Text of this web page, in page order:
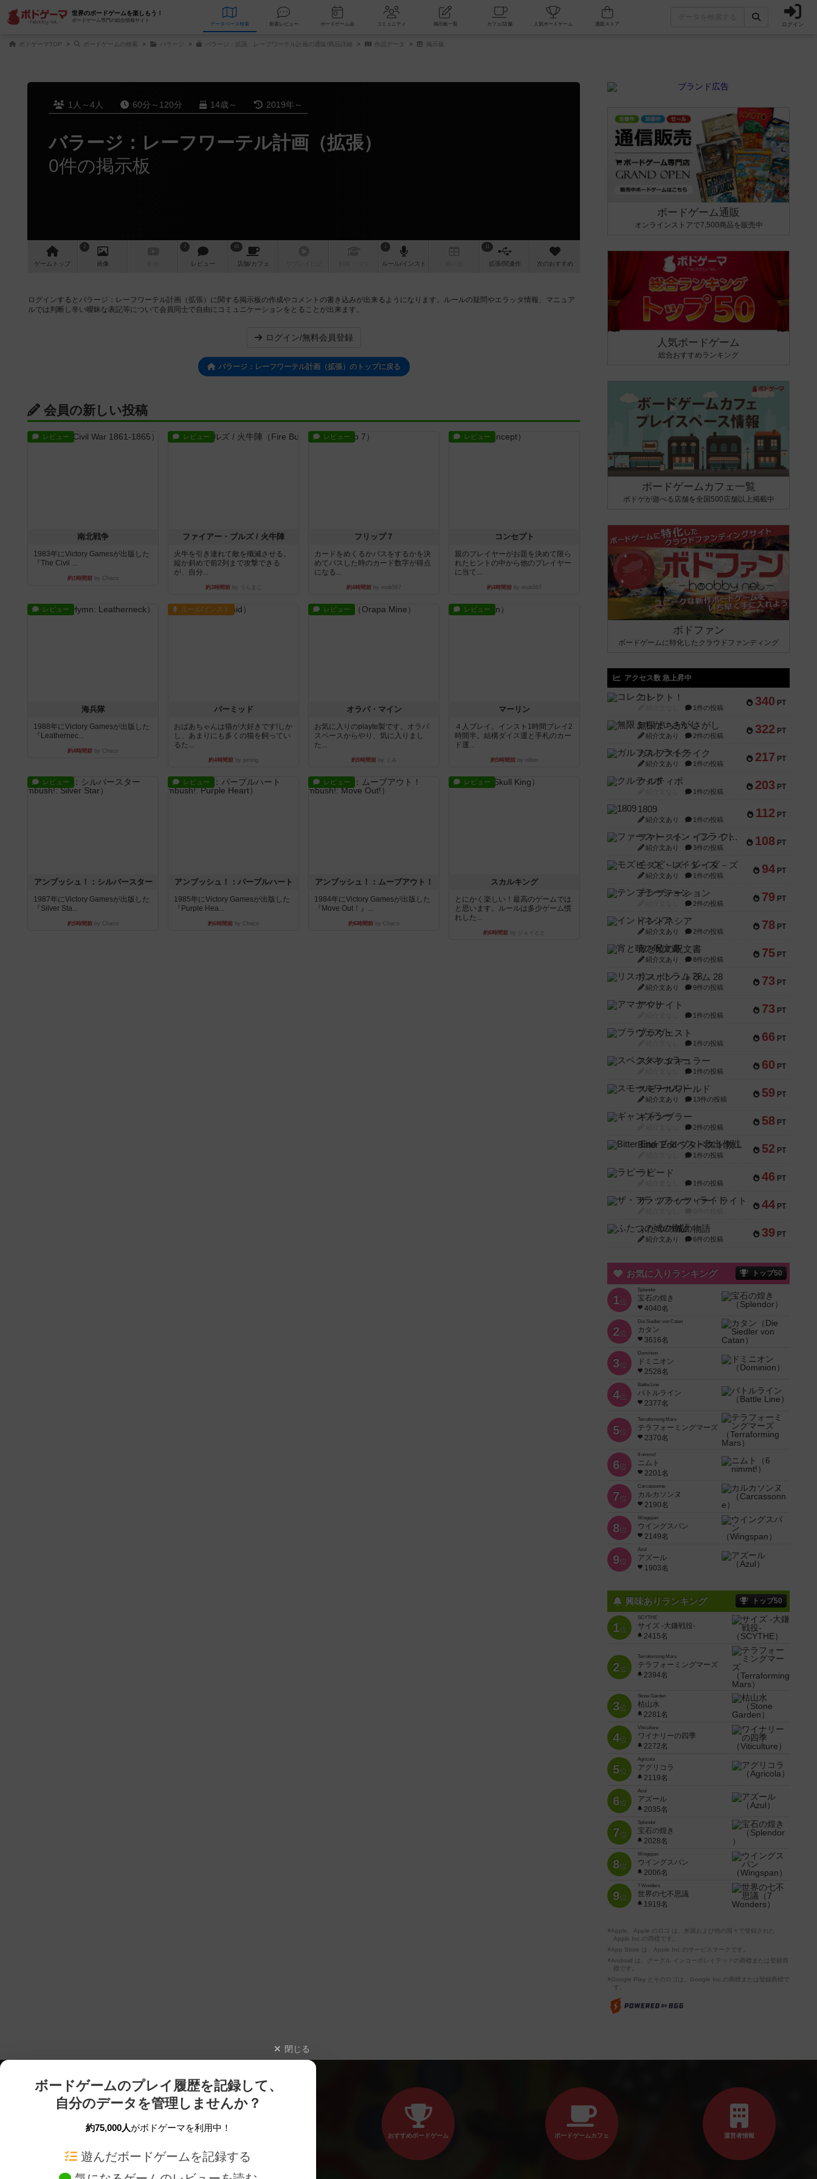
世界のボードゲームを楽しもう！
ボードゲーム専門の総合情報サイト
データベース 検索 新着レビュー ボードゲーム会 コミュニティ 掲示板一覧 カフェ/店舗 人気ボードゲーム ログイン
ボドゲーマTOP ボードゲームの検索 バラージ バラージ：拡張 レーフワーテル計画の通販/商品詳細 作品データ 掲示板
1人～4人 60分～120分 14歳～ 2019年～
バラージ：レーフワーテル計画（拡張）
0件の掲示板
ゲーム トップ
2
画像
7
レビュー
65
店舗/カフェ
1
ルール/インスト
11
拡張/関連作 次のおすすめ
ログインするとバラージ：レーフワーテル計画（拡張）に関する掲示板の作成やコメントの書き込みが出来るようになります。ルールの疑問やエラッタ情報、マニュア
ルでは判断し辛い曖昧な表記等について会員同士で自由にコミュニケーションをとることが出来ます。
ログイン/無料会員登録
バラージ：レーフワーテル計画（拡張）のトップに戻る
会員の新しい投稿
レビュー
南北戦争
1983年にVictory Gamesが出版した
『The Civil ...
約1時間前 by Chaco
レビュー
ファイアー・ブルズ / 火牛陣
火牛を引き連れて敵を殲滅させる。
縦か斜めで前2列まで攻撃できる
が、自分...
約3時間前by うらまこ
レビュー
フリップ７
カードをめくるかパスをするかを決
めてパスした時のカード数字が得点
になる...
約4時間前 by mob567
レビュー
コンセプト
親のプレイヤーがお題を決めて限ら
れたヒントの中から他のプレイヤー
に当て...
約4時間前 by mob567
レビュー
海兵隊
1988年にVictory Gamesが出版した
『Leathernec...
約4時間前 by Chaco
ルール/インスト
パーミッド
おばあちゃんは猫が大好きです!しか
し、あまりにも多くの猫を飼ってい
るた...
約4時間前 by jurong
レビュー
オラパ・マイン
お気に入りのplayte製です。オラパ
スペースからやり、気に入りまし
た...
約5時間前by くみ
レビュー
マーリン
４人プレイ。インスト1時間プレイ2
時間半。結構ダイス運と手札のカー
ド運...
約5時間前by oliber
レビュー
アンブッシュ！：シルバースター
1987年にVictory Gamesが出版した
『Silver Sta...
約5時間前 by Chaco
レビュー
アンブッシュ！：パープルハート
1985年にVictory Gamesが出版した
『Purple Hea...
約6時間前 by Chaco
レビュー
アンブッシュ！：ムーブアウト！
1984年にVictory Gamesが出版した
『Move Out！』...
約6時間前 by Chaco
レビュー
スカルキング
とにかく楽しい！最高のゲームでは
と思います。ルールは多少ゲーム慣
れした...
約6時間前 by ジェイとと
ボードゲーム通販
オンラインストアで7,500商品を販売中
人気ボードゲーム
総合おすすめランキング
ボードゲームカフェ一覧
ボドゲが遊べる店舗を全国500店舗以上掲載中
ボドファン
ボードゲームに特化したクラウドファンディング
アクセス数 急上昇中
340 PT
コレクト！
1件の投稿
322 PT
無限まちがいさがし
紹介文あり 2件の投稿
217 PT
ガルフストライク
紹介文あり 1件の投稿
203 PT
クルティボ
1件の投稿
112 PT
1809
紹介文あり 1件の投稿
108 PT
ファースト・イン・フライト
紹介文あり 3件の投稿
94 PT
モズビ－ズ・レイダ－ズ
紹介文あり 1件の投稿
79 PT
テンプテーション
2件の投稿
78 PT
インドネシア
紹介文あり 2件の投稿
75 PT
宵と暁の呪文書
紹介文あり 8件の投稿
73 PT
リスボン・トラム 28
紹介文あり 9件の投稿
73 PT
アマナイト
1件の投稿
66 PT
ブラヴェスト
1件の投稿
60 PT
スペクタキュラー
1件の投稿
59 PT
スモールワールド
紹介文あり 13件の投稿
58 PT
ギャンブラー
2件の投稿
52 PT
Bitter End ブタペスト救出作戦
1件の投稿
46 PT
ラピード
1件の投稿
44 PT
ザ・フラッフィー・ライト
39 PT
ふたつの城の物語
紹介文あり 6件の投稿
お気に入りランキング トップ50
1位
Splendor
宝石の煌き
4040名
2位
Die Siedler von Catan
カタン
3616名
3位
Dominion
ドミニオン
2528名
4位
Battle Line
バトルライン
2377名
5位
Terraforming Mars
テラフォーミングマーズ
2370名
6位
6 nimmt!
ニムト
2201名
7位
Carcassonne
カルカソンヌ
2190名
8位
Wingspan
ウイングスパン
2149名
9位
Azul
アズール
1903名
興味ありランキング トップ50
1位
SCYTHE
サイズ -大鎌戦役-
2415名
2位
Terraforming Mars
テラフォーミングマーズ
2394名
3位
Stone Garden
枯山水
2281名
4位
Viticulture
ワイナリーの四季
2272名
5位
Agricola
アグリコラ
2119名
6位
Azul
アズール
2035名
7位
Splendor
宝石の煌き
2028名
8位
Wingspan
ウイングスパン
2006名
9位
7 Wonders
世界の七不思議
1919名
※Apple、Apple のロゴ は、米国および他の国々で登録された
Apple Inc.の商標です。
※App Store は、Apple Inc.のサービスマークです。
※Android は、グーグル インコーポレイテッドの商標または登録商
標です。
※Google Play とそのロゴは、Google Inc.の商標または登録商標で
す。
閉じる
ボードゲームのプレイ履歴を記録して、
自分のデータを管理しませんか？
約75,000人がボドゲーマを利用中！
遊んだボードゲームを記録する
おすすめボードゲーム ボードゲームカフェ 運営者情報